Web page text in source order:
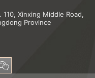
Xinxing Middle Road,
Province